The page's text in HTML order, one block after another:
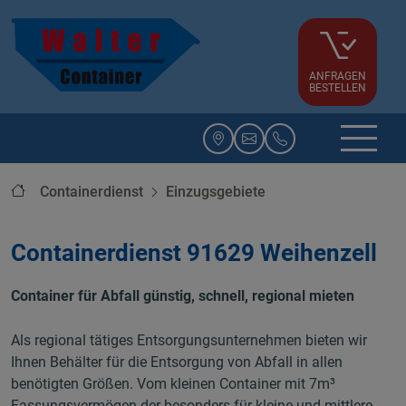
ANFRAGEN
BESTELLEN
StartseiteContainerdienst Einzugsgebiete
Containerdienst 91629 Weihenzell
Container für Abfall günstig, schnell, regional mieten
Als regional tätiges Entsorgungsunternehmen bieten wir
Ihnen Behälter für die Entsorgung von Abfall in allen
benötigten Größen. Vom kleinen Container mit 7m³